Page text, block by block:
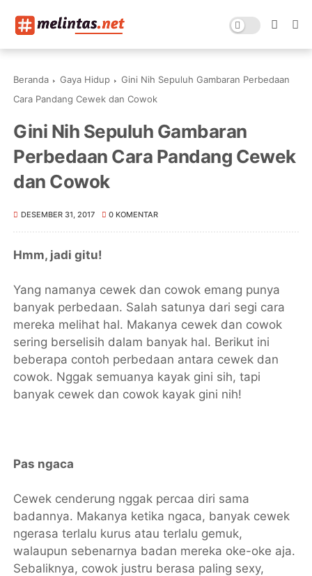
Beranda Gaya Hidup
Gini Nih Sepuluh Gambaran Perbedaan
Cara Pandang Cewek dan Cowok
Gini Nih Sepuluh Gambaran
Perbedaan Cara Pandang Cewek
dan Cowok
DESEMBER 31, 2017 0 KOMENTAR
Hmm, jadi gitu!
Yang namanya cewek dan cowok emang punya
banyak perbedaan. Salah satunya dari segi cara
mereka melihat hal. Makanya cewek dan cowok
sering berselisih dalam banyak hal. Berikut ini
beberapa contoh perbedaan antara cewek dan
cowok. Nggak semuanya kayak gini sih, tapi
banyak cewek dan cowok kayak gini nih!
Pas ngaca
Cewek cenderung nggak percaa diri sama
badannya. Makanya ketika ngaca, banyak cewek
ngerasa terlalu kurus atau terlalu gemuk,
walaupun sebenarnya badan mereka oke-oke aja.
Sebaliknya, cowok justru berasa paling sexy,